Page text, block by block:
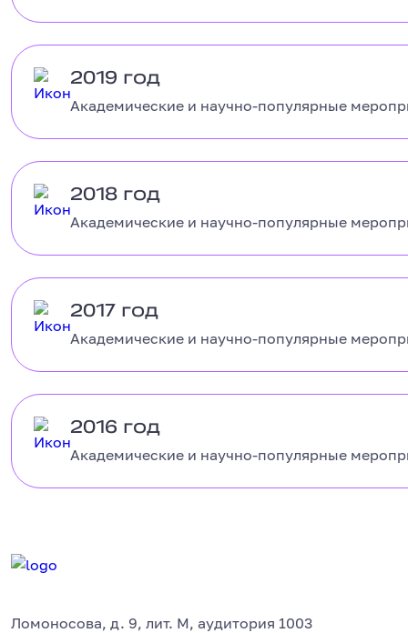
2019 год
2019 год
Академические и научно-популярные
2018 год
2018 год
Академические и научно-популярные
2017 год
2017 год
Академические и научно-популярные
2016 год
2016 год
Академические и научно-популярные
Ломоносова, д. 9, лит. М, аудитория 1003